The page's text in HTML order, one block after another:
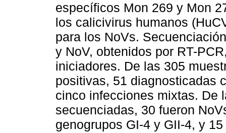
específicos Mon 269 y Mon
los calicivirus humanos
para los NoVs.
y NoV, obtenidos por RT-
iniciadores. De las 305
positivas, 51 diagnosticadas
cinco infecciones mixtas. De
secuenciadas, 30 fueron
genogrupos GI-4 y GII-4, y